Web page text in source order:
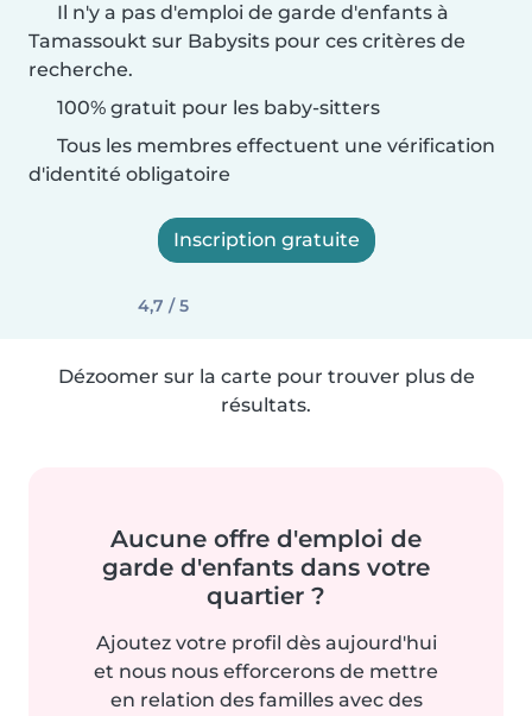
Il n'y a pas d'emploi de garde d'enfants à
Tamassoukt sur Babysits pour ces critères de
recherche.
100% gratuit pour les baby-sitters
Tous les membres effectuent une vérification
d'identité obligatoire
Inscription gratuite
4,7 / 5
Dézoomer sur la carte pour trouver plus de
résultats.
Aucune offre d'emploi de
garde d'enfants dans votre
quartier ?
Ajoutez votre profil dès aujourd'hui
et nous nous efforcerons de mettre
en relation des familles avec des